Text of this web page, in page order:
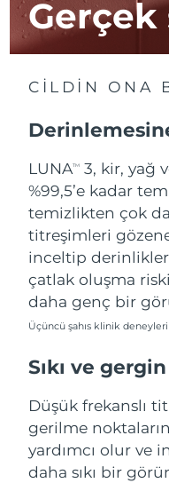
CİLDİN ONA
LUNATM
3, kir, yağ
%99,5’e kadar
temizlikten çok
titreşimleri
inceltip
çatlak oluşma
daha genç bir
Üçüncü şahıs klinik
Sıkı ve gergin
Düşük frekanslı
gerilme
yardımcı olur ve
daha sıkı bir
İsrail
İtalya
Japonya
Jersey
Kazakistan
Kuveyt
Lübnan
Litvanya